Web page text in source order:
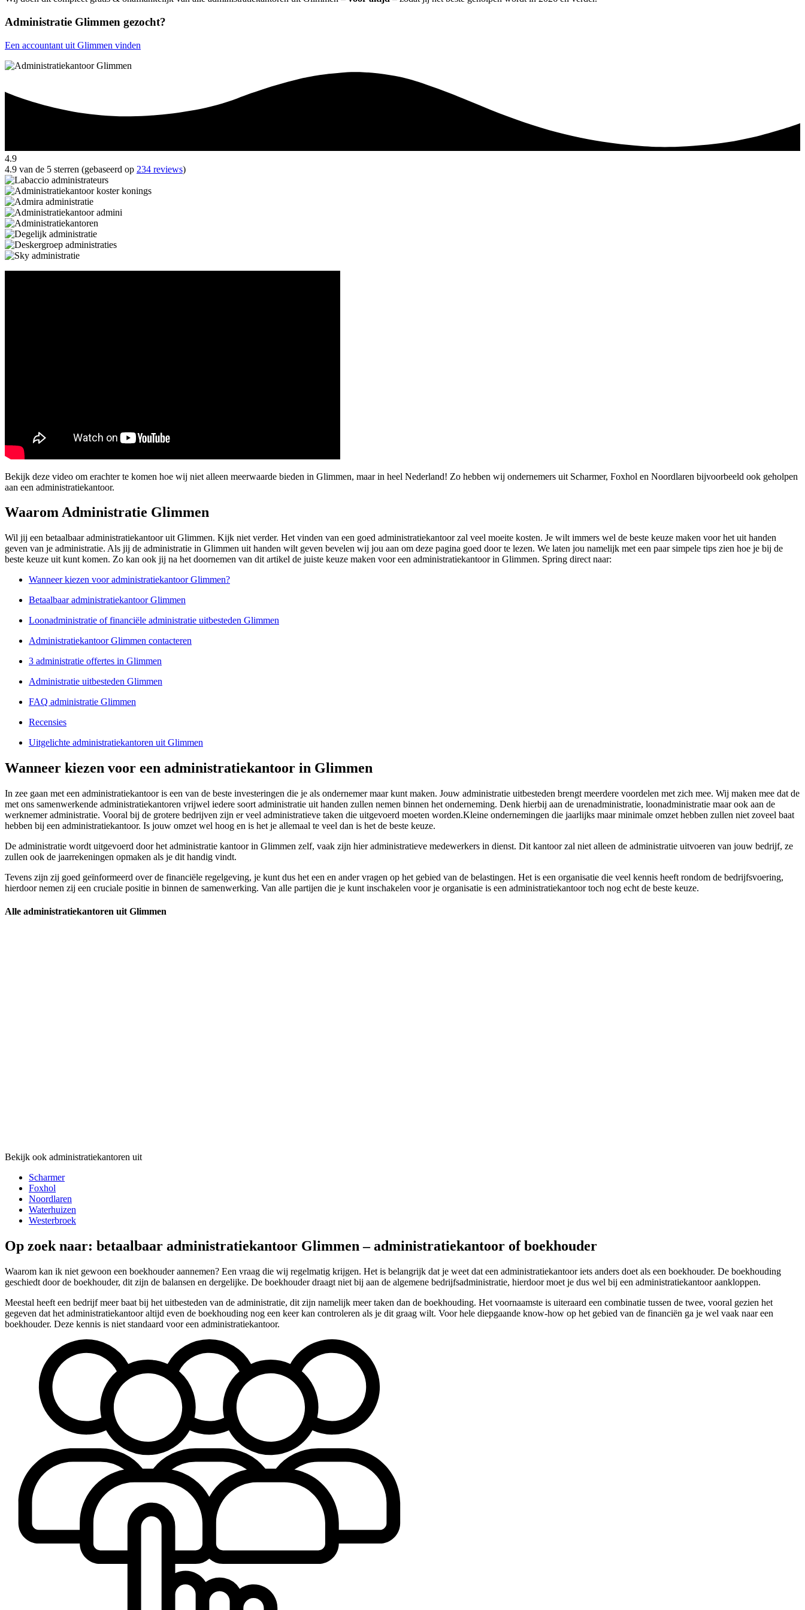
Administratie Glimmen gezocht?
Een accountant uit Glimmen vinden
4.9
4.9 van de 5 sterren (gebaseerd op 234 reviews)
Bekijk deze video om erachter te komen hoe wij niet alleen meerwaarde bieden in Glimmen, maar in heel Nederland! Zo hebben wij ondernemers uit Scharmer, Foxhol en Noordlaren bijvoorbeeld ook geholpen
aan een administratiekantoor.
Waarom Administratie Glimmen
Wil jij een betaalbaar administratiekantoor uit Glimmen. Kijk niet verder. Het vinden van een goed administratiekantoor zal veel moeite kosten. Je wilt immers wel de beste keuze maken voor het uit handen
geven van je administratie. Als jij de administratie in Glimmen uit handen wilt geven bevelen wij jou aan om deze pagina goed door te lezen. We laten jou namelijk met een paar simpele tips zien hoe je bij de
beste keuze uit kunt komen. Zo kan ook jij na het doornemen van dit artikel de juiste keuze maken voor een administratiekantoor in Glimmen. Spring direct naar:
Wanneer kiezen voor administratiekantoor Glimmen?
Betaalbaar administratiekantoor Glimmen
Loonadministratie of financiële administratie uitbesteden Glimmen
Administratiekantoor Glimmen contacteren
3 administratie offertes in Glimmen
Administratie uitbesteden Glimmen
FAQ administratie Glimmen
Recensies
Uitgelichte administratiekantoren uit Glimmen
Wanneer kiezen voor een administratiekantoor in Glimmen
In zee gaan met een administratiekantoor is een van de beste investeringen die je als ondernemer maar kunt maken. Jouw administratie uitbesteden brengt meerdere voordelen met zich mee. Wij maken mee dat de
met ons samenwerkende administratiekantoren vrijwel iedere soort administratie uit handen zullen nemen binnen het onderneming. Denk hierbij aan de urenadministratie, loonadministratie maar ook aan de
werknemer administratie. Vooral bij de grotere bedrijven zijn er veel administratieve taken die uitgevoerd moeten worden.Kleine ondernemingen die jaarlijks maar minimale omzet hebben zullen niet zoveel baat
hebben bij een administratiekantoor. Is jouw omzet wel hoog en is het je allemaal te veel dan is het de beste keuze.
De administratie wordt uitgevoerd door het administratie kantoor in Glimmen zelf, vaak zijn hier administratieve medewerkers in dienst. Dit kantoor zal niet alleen de administratie uitvoeren van jouw bedrijf, ze
zullen ook de jaarrekeningen opmaken als je dit handig vindt.
Tevens zijn zij goed geïnformeerd over de financiële regelgeving, je kunt dus het een en ander vragen op het gebied van de belastingen. Het is een organisatie die veel kennis heeft rondom de bedrijfsvoering,
hierdoor nemen zij een cruciale positie in binnen de samenwerking. Van alle partijen die je kunt inschakelen voor je organisatie is een administratiekantoor toch nog echt de beste keuze.
Alle administratiekantoren uit Glimmen
Bekijk ook administratiekantoren uit
Scharmer
Foxhol
Noordlaren
Waterhuizen
Westerbroek
Op zoek naar: betaalbaar administratiekantoor Glimmen – administratiekantoor of boekhouder
Waarom kan ik niet gewoon een boekhouder aannemen? Een vraag die wij regelmatig krijgen. Het is belangrijk dat je weet dat een administratiekantoor iets anders doet als een boekhouder. De boekhouding
geschiedt door de boekhouder, dit zijn de balansen en dergelijke. De boekhouder draagt niet bij aan de algemene bedrijfsadministratie, hierdoor moet je dus wel bij een administratiekantoor aankloppen.
Meestal heeft een bedrijf meer baat bij het uitbesteden van de administratie, dit zijn namelijk meer taken dan de boekhouding. Het voornaamste is uiteraard een combinatie tussen de twee, vooral gezien het
gegeven dat het administratiekantoor altijd even de boekhouding nog een keer kan controleren als je dit graag wilt. Voor hele diepgaande know-how op het gebied van de financiën ga je wel vaak naar een
boekhouder. Deze kennis is niet standaard voor een administratiekantoor.